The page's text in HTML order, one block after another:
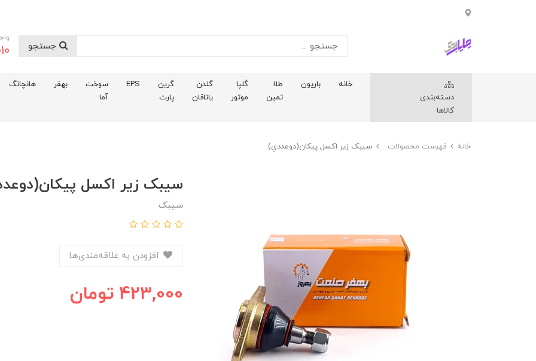
دسته‌بندی
کالاها
خانه باریون
طلا
تمین
گلپا
موتور
گلدن
یاتاقان
گرین
پارت
EPS
سوخت
آما
بهفر هانچانگ
خانه فهرست محصولات سيبک زير اکسل پيکان(دوعددي)
سيبک زير اکسل
سیبک
423,000 تومان